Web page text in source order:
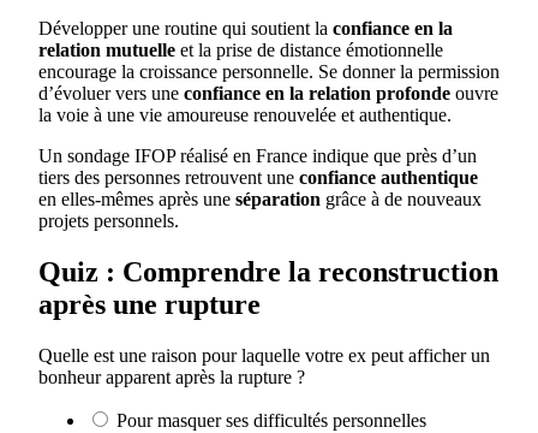
Développer une routine qui soutient la confiance en la
relation mutuelle et la prise de distance émotionnelle
encourage la croissance personnelle. Se donner la permission
d’évoluer vers une confiance en la relation profonde ouvre
la voie à une vie amoureuse renouvelée et authentique.
Un sondage IFOP réalisé en France indique que près d’un
tiers des personnes retrouvent une confiance authentique
en elles-mêmes après une séparation grâce à de nouveaux
projets personnels.
Quiz : Comprendre la reconstruction
après une rupture
Quelle est une raison pour laquelle votre ex peut afficher un
bonheur apparent après la rupture ?
Pour masquer ses difficultés personnelles